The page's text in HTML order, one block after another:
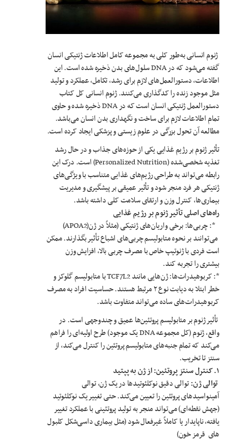
ژنوم انسانی به‌طور کلی به مجموعه کامل اطلاعات ژنتیکی انسان
گفته می‌شود که در DNA سلول‌های بدن ذخیره شده است. این
اطلاعات، دستورالعمل‌های لازم برای رشد، تکامل، عملکرد و تولید
مثل موجود زنده را کدگذاری می‌کنند. ژنوم انسانی کل کتاب
دستورالعمل ژنتیکی انسان است که در DNA ذخیره شده و حاوی
تمام اطلاعات لازم برای ساخت و نگهداری بدن انسان می‌باشد.
مطالعه آن تحول بزرگی در علوم زیستی و پزشکی ایجاد کرده است.
تأثیر ژنوم بر رژیم غذایی یکی از حوزه‌های جذاب و در حال رشد
تغذیه شخصی‌شده (Personalized Nutrition) است. درک این
رابطه می‌تواند به طراحی رژیم‌های غذایی متناسب با ویژگی‌های
ژنتیکی هر فرد منجر شود و تأثیر عمیقی بر پیشگیری و مدیریت
بیماری‌ها، کنترل وزن و ارتقای سلامت کلی داشته باشد.
راه‌های اصلی تأثیر ژنوم بر رژیم غذایی
*: چربی‌ها: برخی واریان‌های ژنتیکی (مثلاً در ژن(APOA2)
می‌توانند بر نحوه متابولیسم چربی‌های اشباع تأثیر بگذارند. ممکن
است فردی با ژنوتیپ خاص با مصرف چربی بالا، افزایش وزن
بیشتری را تجربه کند.
*: کربوهیدرات‌ها: ژن‌هایی مانند TCF7L2 با متابولیسم گلوکز و
خطر ابتلا به دیابت نوع ۲ مرتبط هستند. حساسیت افراد به مصرف
کربوهیدرات‌های ساده می‌تواند متفاوت باشد.
تأثیر ژنوم بر متابولیسم پروتئین‌ها عمیق و چندوجهی است. در
واقع، ژنوم (کل مجموعه DNA یک موجود) طرح اولیه‌ای را فراهم
می‌کند که تمام جنبه‌های متابولیسم پروتئین را کنترل می‌کند، از
سنتز تا تخریب.
۱.کنترل سنتز پروتئین: از ژن به پپتید
توالی ژن:توالی دقیق نوکلئوتیدها در یک ژن، توالی
آمینواسیدهای پروتئین را تعیین می‌کند. حتی تغییر یک نوکلئوتید
(جهش نقطه‌ای) می‌تواند منجر به تولید پروتئینی با عملکرد تغییر
یافته، ناپایدار یا کاملاً غیرفعال شود (مثل بیماری داسی‌شکل کلبول
های قرمز خون)